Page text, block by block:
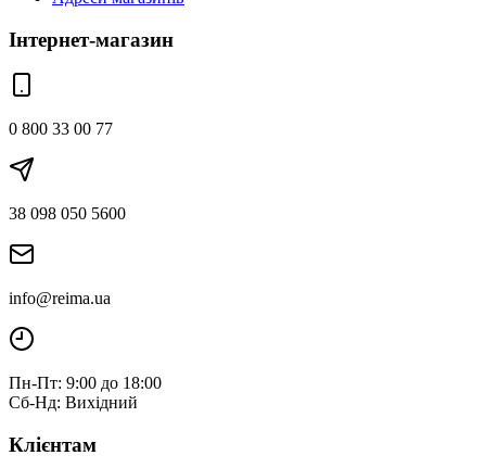
Інтернет-магазин
0 800 33 00 77
38 098 050 5600
info@reima.ua
Пн-Пт: 9:00 до 18:00
Сб-Нд: Вихідний
Клієнтам